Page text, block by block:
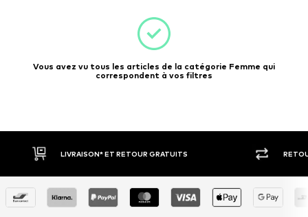
Vous avez vu tous les articles de la catégorie Femme qui
correspondent à vos filtres
LIVRAISON* ET RETOUR GRATUITS